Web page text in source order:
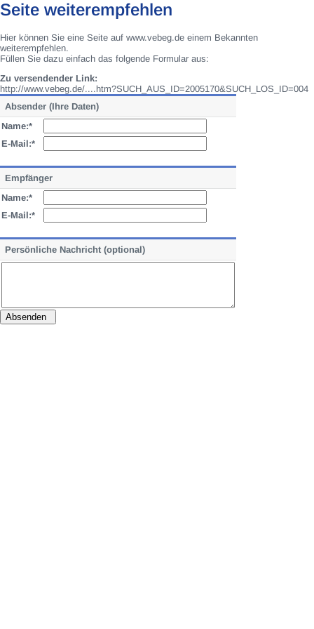
Seite weiterempfehlen
Hier können Sie eine Seite auf www.vebeg.de einem Bekannten
weiterempfehlen.
Füllen Sie dazu einfach das folgende Formular aus:
Zu versendender Link:
http://www.vebeg.de/....htm?SUCH_AUS_ID=2005170&SUCH_LOS_ID=004
Absender (Ihre Daten)
Name:*
E-Mail:*
Empfänger
Name:*
E-Mail:*
Persönliche Nachricht (optional)